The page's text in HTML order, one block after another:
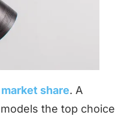
share. A
the top choice